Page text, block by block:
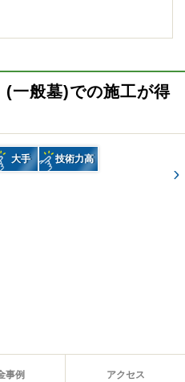
(一般墓)での施工が得
大手 技術力高
事例 アクセス